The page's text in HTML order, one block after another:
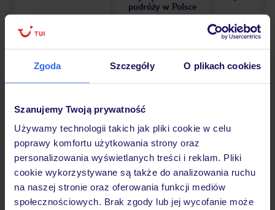
Zgoda Szczegóły O plikach cookies
Szanujemy Twoją prywatność
Używamy technologii takich jak pliki cookie w celu
poprawy komfortu użytkowania strony oraz
personalizowania wyświetlanych treści i reklam. Pliki
cookie wykorzystywane są także do analizowania ruchu
na naszej stronie oraz oferowania funkcji mediów
społecznościowych. Brak zgody lub jej wycofanie może
podróży w Polsce
Hotel
Opinie
Pokoje